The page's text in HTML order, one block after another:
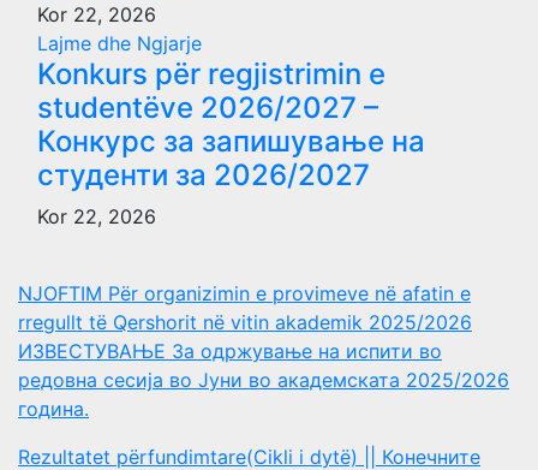
Kor 22, 2026
Lajme dhe Ngjarje
Konkurs për regjistrimin e
studentëve 2026/2027 –
Конкурс за запишување на
студенти за 2026/2027
Kor 22, 2026
NJOFTIM Për organizimin e provimeve në afatin e
rregullt të Qershorit në vitin akademik 2025/2026
ИЗВЕСТУВАЊЕ За одржување на испити во
редовна сесија во Јуни во академската 2025/2026
година.
Rezultatet përfundimtare(Cikli i dytë) || Конечните